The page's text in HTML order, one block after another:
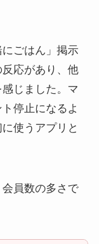
ごはん」掲示
応があり、他
じました。マ
停止になるよ
使うアプリと
員数の多さで